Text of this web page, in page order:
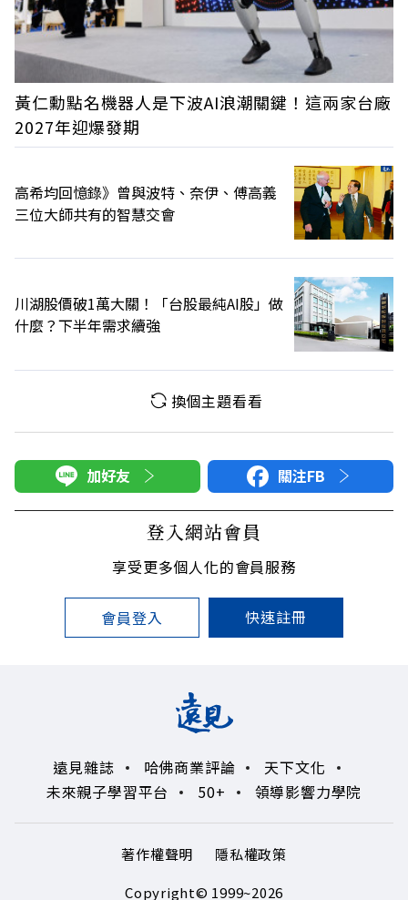
黃仁勳點名機器人是下波AI浪潮關鍵！這兩家台廠
2027年迎爆發期
高希均回憶錄》曾與波特、奈伊、傅高義
三位大師共有的智慧交會
川湖股價破1萬大關！「台股最純AI股」做
什麼？下半年需求續強
換個主題看看
加好友 關注FB
登入網站會員
享受更多個人化的會員服務
會員登入 快速註冊
遠見雜誌 哈佛商業評論
天下文化
未來親子學習平台
50+ 領導影響力學院
著作權聲明
隱私權政策
Copyright© 1999~2026